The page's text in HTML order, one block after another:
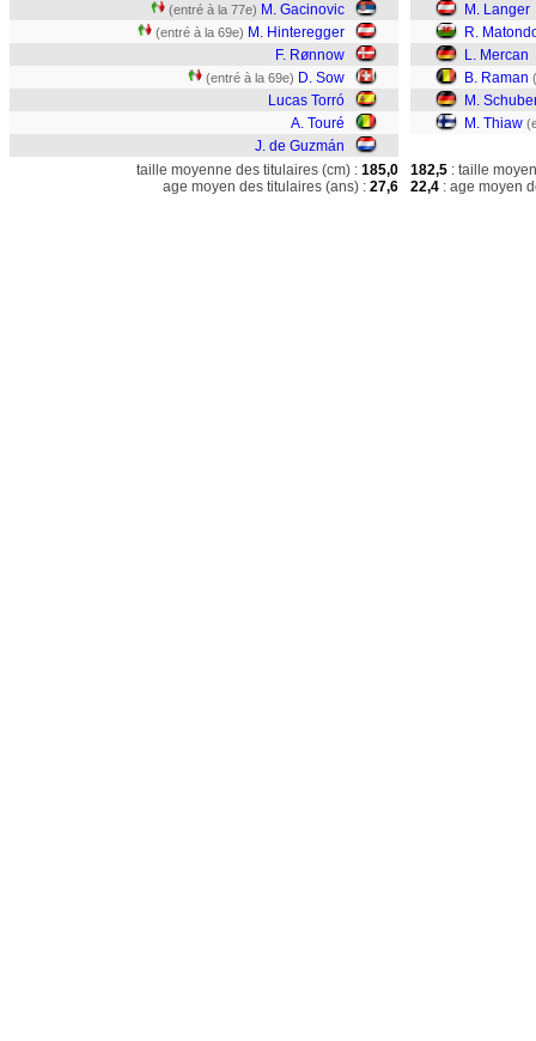
(entré à la 77e) M. Gacinovic
(entré à la 69e) M. Hinteregger
F. Rønnow
(entré à la 69e) D. Sow
Lucas Torró
A. Touré
J. de Guzmán
M. Langer
R.
L. Mercan
B. Raman
M.
M. Thiaw
taille moyenne des titulaires (cm) : 185,0
age moyen des titulaires (ans) : 27,6
182,5 : taille
22,4 : age moyen